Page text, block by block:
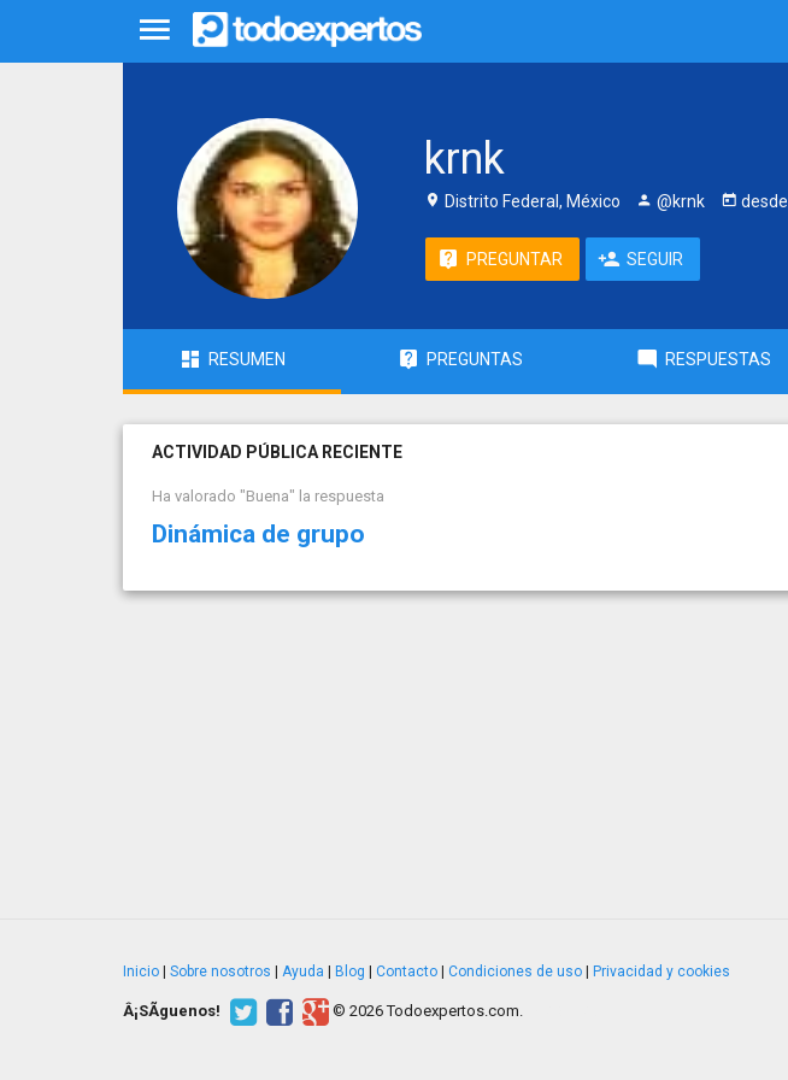
krnk
Distrito Federal, México @krnk desde
PREGUNTAR SEGUIR
RESUMEN PREGUNTAS RESPUESTAS
ACTIVIDAD PÚBLICA RECIENTE
Ha valorado "Buena" la respuesta
Dinámica de grupo
Inicio Sobre nosotros Ayuda Blog Contacto Condiciones de uso Privacidad y cookies
Â¡SÃ­guenos! © 2026 Todoexpertos.com.